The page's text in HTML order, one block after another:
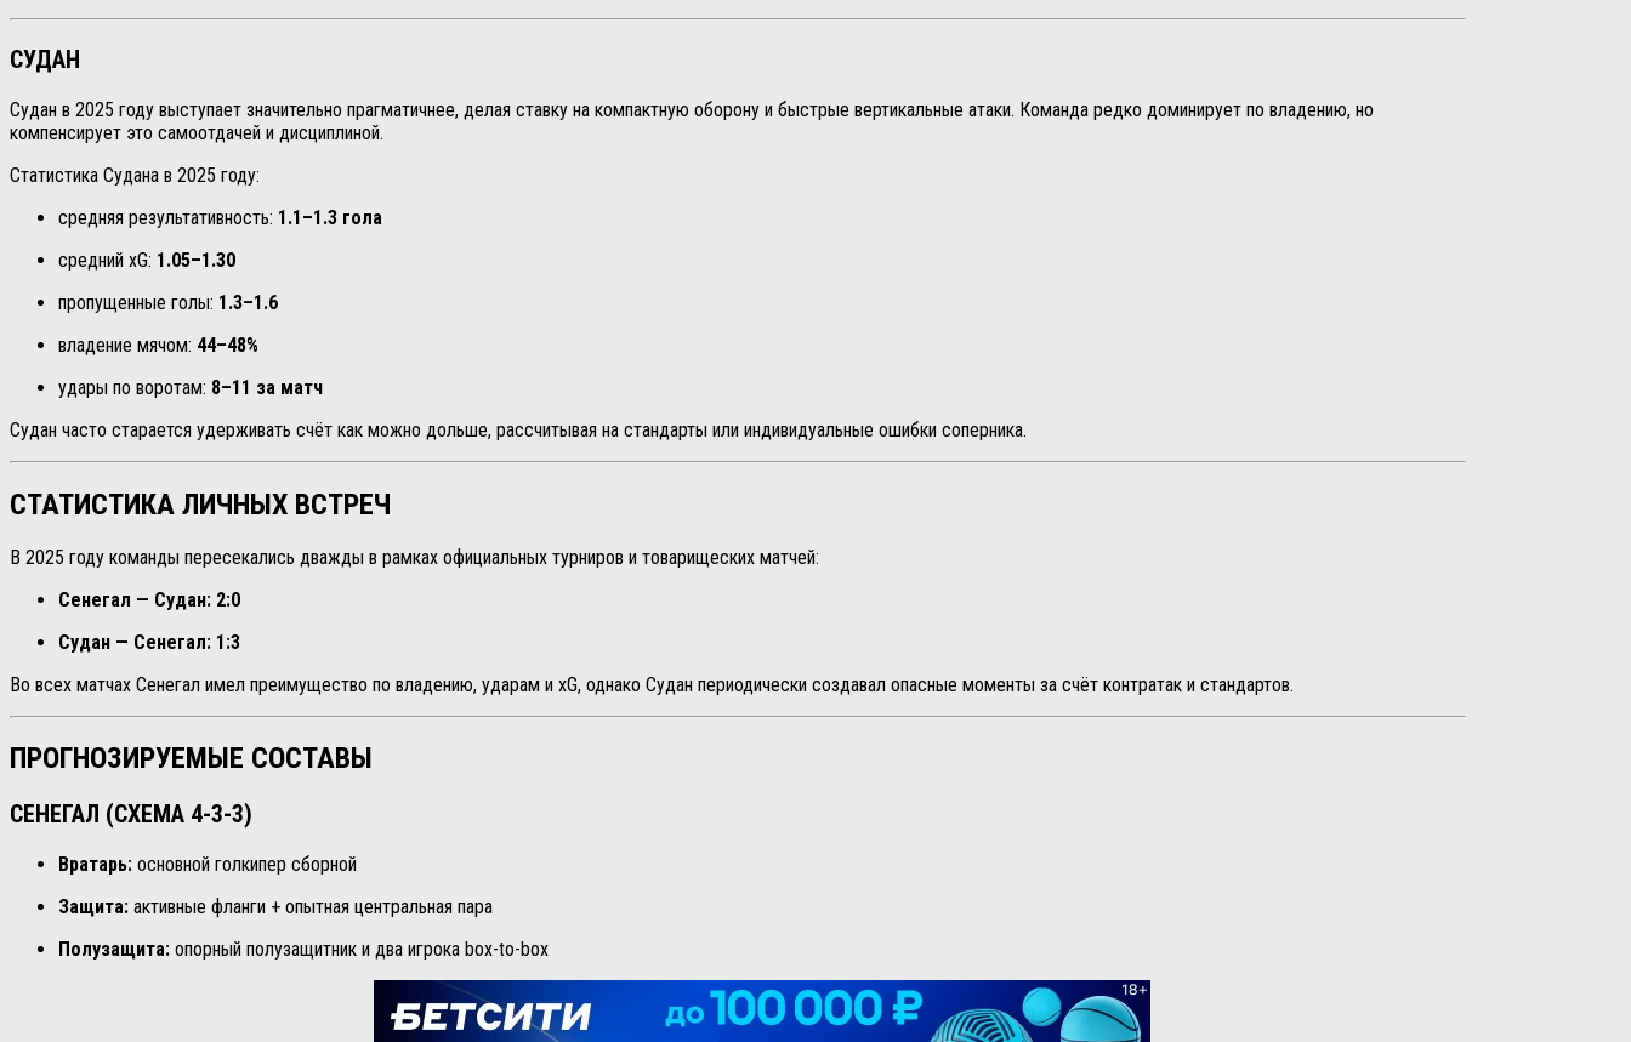
СУДАН
Судан в 2025 году выступает значительно прагматичнее, делая ставку на компактную оборону и быстрые вертикальные атаки. Команда редко доминирует по владению, но
компенсирует это самоотдачей и дисциплиной.
Статистика Судана в 2025 году:
средняя результативность: 1.1–1.3 гола
средний xG: 1.05–1.30
пропущенные голы: 1.3–1.6
владение мячом: 44–48%
удары по воротам: 8–11 за матч
Судан часто старается удерживать счёт как можно дольше, рассчитывая на стандарты или индивидуальные ошибки соперника.
СТАТИСТИКА ЛИЧНЫХ ВСТРЕЧ
В 2025 году команды пересекались дважды в рамках официальных турниров и товарищеских матчей:
Сенегал — Судан: 2:0
Судан — Сенегал: 1:3
Во всех матчах Сенегал имел преимущество по владению, ударам и xG, однако Судан периодически создавал опасные моменты за счёт контратак и стандартов.
ПРОГНОЗИРУЕМЫЕ СОСТАВЫ
СЕНЕГАЛ (СХЕМА 4-3-3)
Вратарь: основной голкипер сборной
Защита: активные фланги + опытная центральная пара
Полузащита: опорный полузащитник и два игрока box-to-box